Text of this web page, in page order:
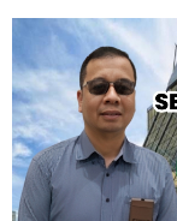
Teluk Belitung
Pemadaman
F-PETIR Desak